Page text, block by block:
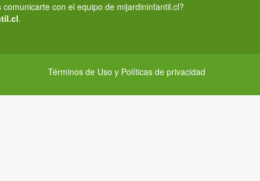
con el equipo de mijardininfantil.cl?
.
Términos de Uso y Políticas de privacidad